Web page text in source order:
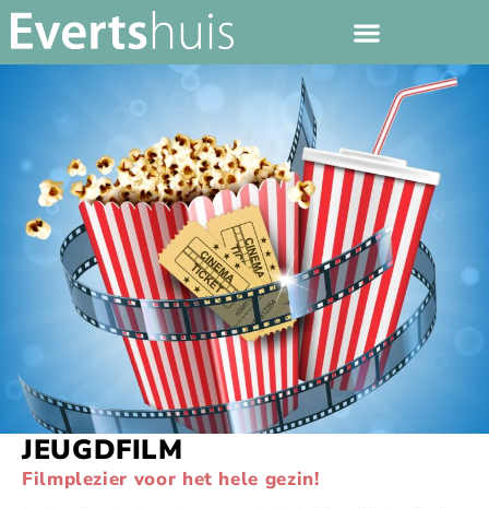
JEUGDFILM
Filmplezier voor het hele gezin!